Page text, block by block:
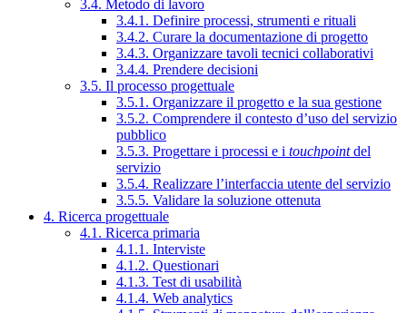
3.4. Metodo di lavoro
3.4.1. Definire processi, strumenti e rituali
3.4.2. Curare la documentazione di progetto
3.4.3. Organizzare tavoli tecnici collaborativi
3.4.4. Prendere decisioni
3.5. Il processo progettuale
3.5.1. Organizzare il progetto e la sua gestione
3.5.2. Comprendere il contesto d’uso del servizio
pubblico
3.5.3. Progettare i processi e i touchpointdel
servizio
3.5.4. Realizzare l’interfaccia utente del servizio
3.5.5. Validare la soluzione ottenuta
4. Ricerca progettuale
4.1. Ricerca primaria
4.1.1. Interviste
4.1.2. Questionari
4.1.3. Test di usabilità
4.1.4. Web analytics